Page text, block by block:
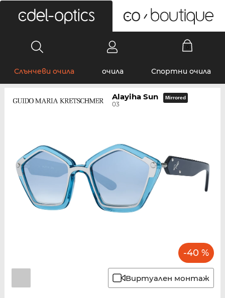
Слънчеви очила очила Спортни очила
Alayiha Sun
03
Mirrored
-40 %
Виртуален монтаж